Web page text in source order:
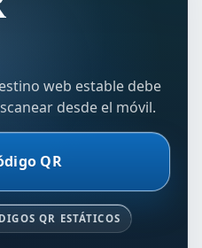
web estable debe
desde el móvil.
QR
QR ESTÁTICOS